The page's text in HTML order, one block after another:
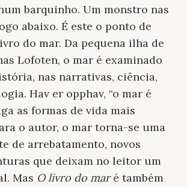
barquinho. Um monstro nas
abaixo. É este o ponto de
do mar. Da pequena ilha de
Lofoten, o mar é examinado
nas narrativas, ciência,
Hav er opphav, “o mar é
as formas de vida mais
o autor, o mar torna-se uma
de arrebatamento, novos
que deixam no leitor um
Mas O livro do maré também